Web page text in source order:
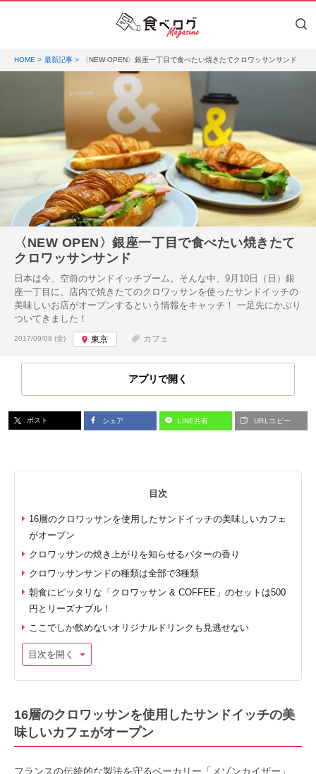
HOME 最新記事 〈NEW OPEN〉銀座一丁目で食べたい焼きたてクロワッサンサンド
〈NEW OPEN〉銀座一丁目で食べたい焼きたて
クロワッサンサンド
日本は今、空前のサンドイッチブーム。そんな中、9月10日（日）銀
座一丁目に、店内で焼きたてのクロワッサンを使ったサンドイッチの
美味しいお店がオープンするという情報をキャッチ！ 一足先にかぶり
ついてきました！
投稿日:
2017/09/08 (金) 東京 カフェ
アプリで開く
ポスト シェア LINE共有 URLコピー
目次
16層のクロワッサンを使用したサンドイッチの美味しいカフェ
がオープン
クロワッサンの焼き上がりを知らせるバターの香り
クロワッサンサンドの種類は全部で3種類
朝食にピッタリな「クロワッサン & COFFEE」のセットは500
円とリーズナブル！
ここでしか飲めないオリジナルドリンクも見逃せない
目次を開く
16層のクロワッサンを使用したサンドイッチの美
味しいカフェがオープン
フランスの伝統的な製法を守るベーカリー「メゾンカイザー」